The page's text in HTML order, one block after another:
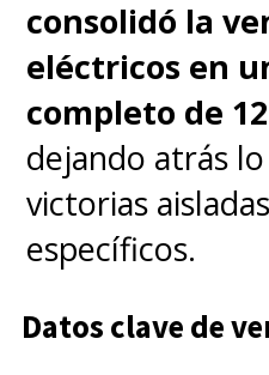
consolidó la
eléctricos en
completo de
dejando atrás
victorias
específicos.
Datos clave de